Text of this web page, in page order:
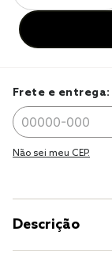
Frete e entrega:
Não sei meu CEP.
Descrição